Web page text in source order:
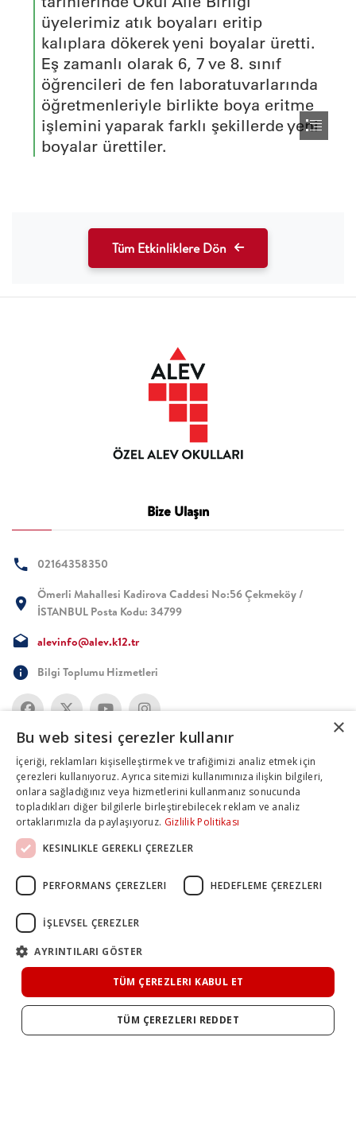
Tüm Etkinliklere Dön
Bize Ulaşın
02164358350
Ömerli Mahallesi Kadirova Caddesi No:56 Çekmeköy /
İSTANBUL Posta Kodu: 34799
alevinfo@alev.k12.tr
Bilgi Toplumu Hizmetleri
×
Bu web sitesi çerezler kullanır
İçeriği, reklamları kişiselleştirmek ve trafiğimizi analiz etmek için
çerezleri kullanıyoruz. Ayrıca sitemizi kullanımınıza ilişkin bilgileri,
onlara sağladığınız veya hizmetlerini kullanmanız sonucunda
topladıkları diğer bilgilerle birleştirebilecek reklam ve analiz
ortaklarımızla da paylaşıyoruz. Gizlilik Politikası
KESINLIKLE GEREKLI ÇEREZLER
PERFORMANS ÇEREZLERI HEDEFLEME ÇEREZLERI
İŞLEVSEL ÇEREZLER
AYRINTILARI GÖSTER
TÜM ÇEREZLERI KABUL ET
TÜM ÇEREZLERI REDDET